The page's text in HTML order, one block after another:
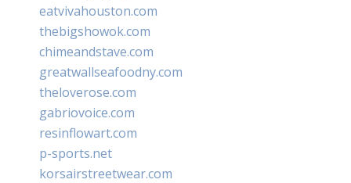
eatvivahouston.com
thebigshowok.com
chimeandstave.com
greatwallseafoodny.com
theloverose.com
gabriovoice.com
resinflowart.com
p-sports.net
korsairstreetwear.com